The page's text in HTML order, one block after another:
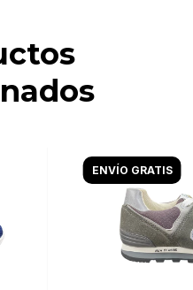
ENVÍO GRATIS